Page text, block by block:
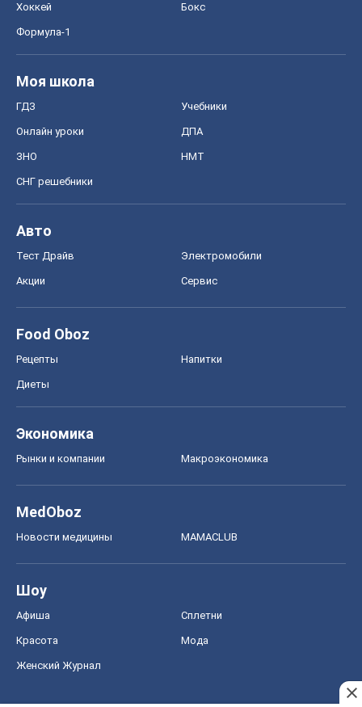
Хоккей Бокс
Формула-1
Моя школа
ГДЗ Учебники
Онлайн уроки ДПА
ЗНО НМТ
СНГ решебники
Авто
Тест Драйв Электромобили
Акции Сервис
Food Oboz
Рецепты Напитки
Диеты
Экономика
Рынки и компании Mакроэкономика
MedOboz
Новости медицины MAMACLUB
Шоу
Афиша Сплетни
Красота Мода
Женский Журнал